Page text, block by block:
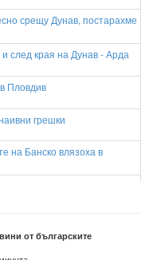
срещу Дунав, постарахме
след края на Дунав - Арда
Пловдив
грешки
на Банско влязоха в
от българските